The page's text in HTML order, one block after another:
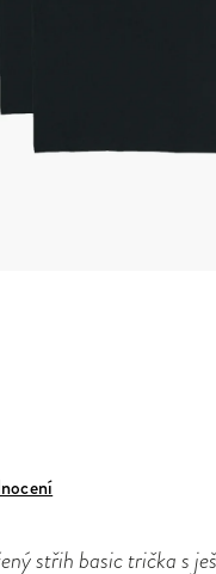
střih basic trička s